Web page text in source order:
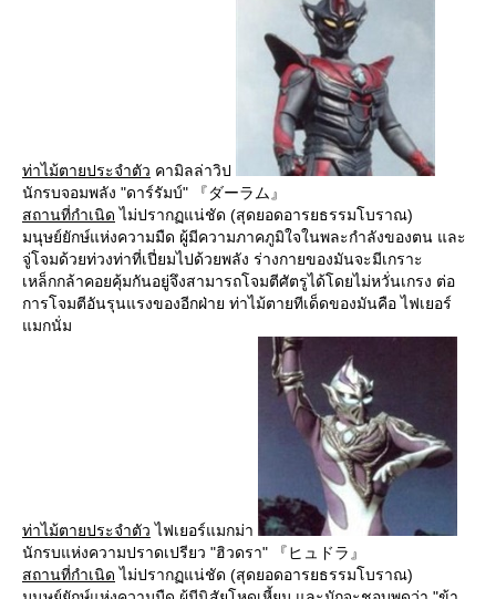
ท่าไม้ตายประจำตัว คามิลล่าวิป
นักรบจอมพลัง "ดาร์รัมบ์" 『ダーラム』
สถานที่กำเนิด ไม่ปรากฏแน่ชัด (สุดยอดอารยธรรมโบราณ)
มนุษย์ยักษ์แห่งความมืด ผู้มีความภาคภูมิใจในพละกำลังของตน และ
จู่โจมด้วยท่วงท่าที่เปี่ยมไปด้วยพลัง ร่างกายของมันจะมีเกราะ
เหล็กกล้าคอยคุ้มกันอยู่จึงสามารถโจมตีศัตรูได้โดยไม่หวั่นเกรง ต่อ
การโจมตีอันรุนแรงของอีกฝ่าย ท่าไม้ตายทีเด็ดของมันคือ ไฟเยอร์
แมกนั่ม
ท่าไม้ตายประจำตัว ไฟเยอร์แมกม่า
นักรบแห่งความปราดเปรียว "ฮิวดรา" 『ヒュドラ』
สถานที่กำเนิด ไม่ปรากฏแน่ชัด (สุดยอดอารยธรรมโบราณ)